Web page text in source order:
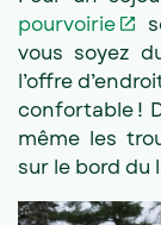
pourvoirie
vous soyez
l’offre
confortable !
même les
sur le bord du